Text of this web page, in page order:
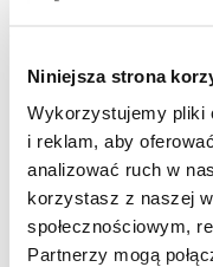
Niniejsza strona
Wykorzystujemy pliki
i reklam, aby
analizować ruch w
korzystasz z naszej
społecznościowym,
Partnerzy mogą
Poprzednie
Następne